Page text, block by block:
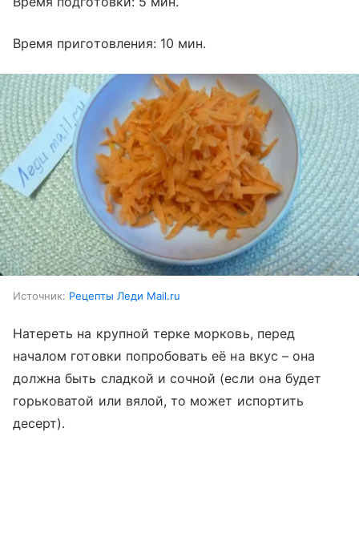
Время приготовления: 10 мин.
Источник: Рецепты Леди Mail.ru
Натереть на крупной терке морковь, перед
началом готовки попробовать её на вкус – она
должна быть сладкой и сочной (если она будет
горьковатой или вялой, то может испортить
десерт).